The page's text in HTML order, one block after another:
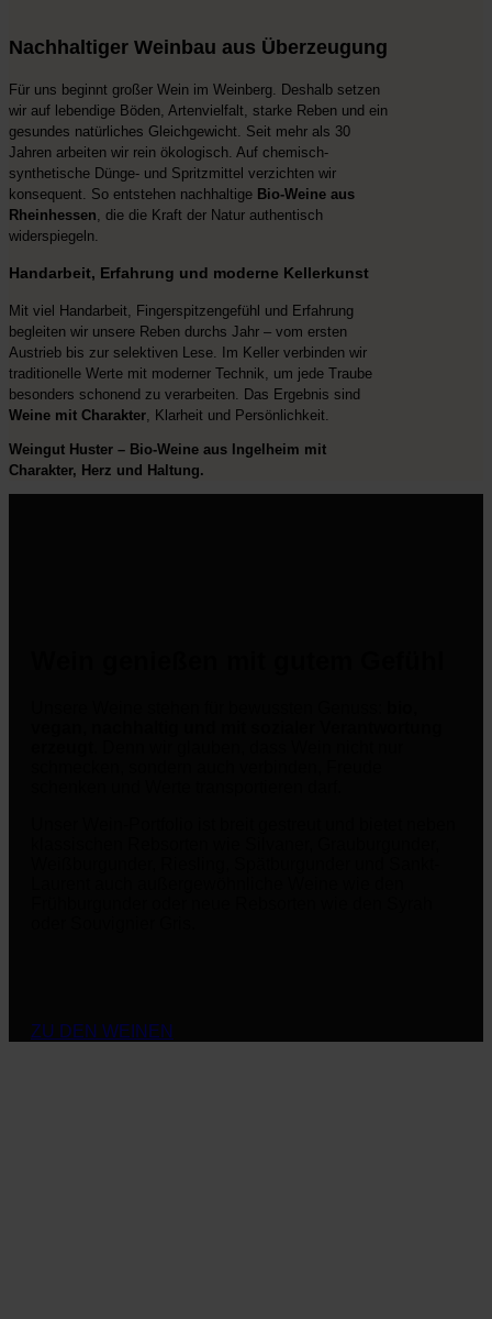
Nachhaltiger Weinbau aus Überzeugung
Für uns beginnt großer Wein im Weinberg. Deshalb setzen
wir auf lebendige Böden, Artenvielfalt, starke Reben und ein
gesundes natürliches Gleichgewicht. Seit mehr als 30
Jahren arbeiten wir rein ökologisch. Auf chemisch-
synthetische Dünge- und Spritzmittel verzichten wir
konsequent. So entstehen nachhaltige Bio-Weine aus
Rheinhessen, die die Kraft der Natur authentisch
widerspiegeln.
Handarbeit, Erfahrung und moderne Kellerkunst
Mit viel Handarbeit, Fingerspitzengefühl und Erfahrung
begleiten wir unsere Reben durchs Jahr – vom ersten
Austrieb bis zur selektiven Lese. Im Keller verbinden wir
traditionelle Werte mit moderner Technik, um jede Traube
besonders schonend zu verarbeiten. Das Ergebnis sind
Weine mit Charakter, Klarheit und Persönlichkeit.
Weingut Huster – Bio-Weine aus Ingelheim mit
Charakter, Herz und Haltung.
ZU DEN WEINEN